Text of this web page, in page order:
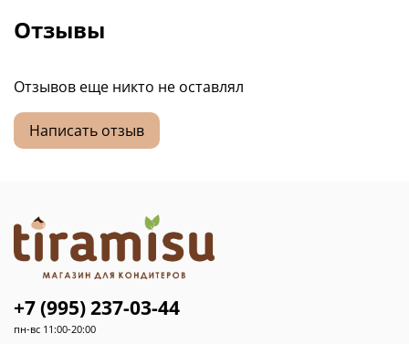
Отзывы
Отзывов еще никто не оставлял
Написать отзыв
+7 (995) 237-03-44
пн-вс 11:00-20:00